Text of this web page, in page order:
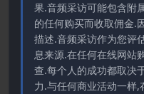
果.音频采访可能包含附
的任何购买而收取佣金.
描述.音频采访作为您评
息来源.在任何在线网站
查.每个人的成功都取决
力.与任何商业活动一样